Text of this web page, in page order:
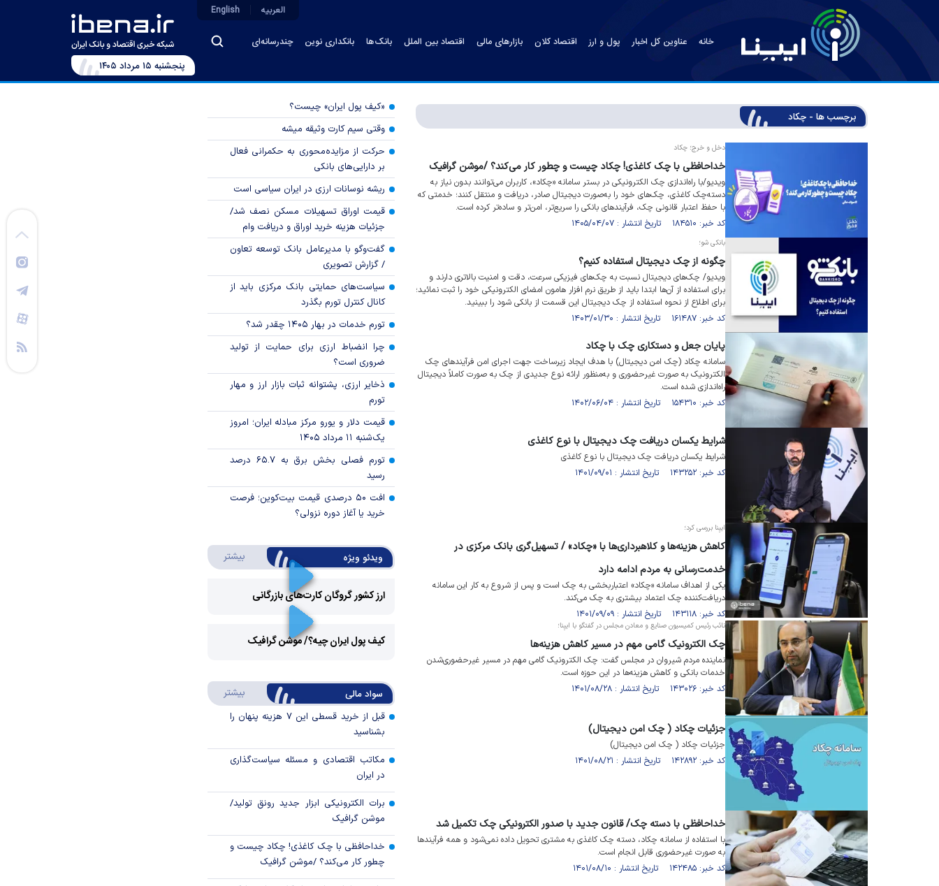
خانه عناوین کل اخبار پول و ارز اقتصاد کلان بازارهای مالی اقتصاد بین الملل بانک‌ها بانکداری نوین چندرسانه‌ای
العربیه English
پنجشنبه ۱۵ مرداد ۱۴۰۵
برچسب ها - چکاد
دخل و خرج؛ چکاد
خداحافظی با چک کاغذی! چکاد چیست و چطور کار می‌کند؟ /موشن گرافیک
ویدیو/با راه‌اندازی چک الکترونیکی در بستر سامانه «چکاد»، کاربران می‌توانند بدون نیاز به
دسته‌چک کاغذی، چک‌های خود را به‌صورت دیجیتال صادر، دریافت و منتقل کنند؛ خدمتی که
با حفظ اعتبار قانونی چک، فرآیند‌های بانکی را سریع‌تر، امن‌تر و ساده‌تر کرده است.
کد خبر: ۱۸۴۵۱۰ تاریخ انتشار : ۱۴۰۵/۰۴/۰۷
بانکی شو؛
چگونه از چک دیجیتال استفاده کنیم؟
ویدیو/ چک‌های دیجیتال نسبت به چک‌های فیزیکی سرعت، دقت و امنیت بالاتری دارند و
برای استفاده از آن‌ها ابتدا باید از طریق نرم افزار هامون امضای الکترونیکی خود را ثبت نمائید؛
برای اطلاع از نحوه استفاده از چک دیجیتال این قسمت از بانکی شود را ببینید.
کد خبر: ۱۶۱۴۸۷ تاریخ انتشار : ۱۴۰۳/۰۱/۳۰
پایان جعل و دستکاری چک با چکاد
سامانه چکاد (چک امن دیجیتال) با هدف ایجاد زیرساخت جهت اجرای امن فرآیندهای چک
الکترونیک به صورت غیرحضوری و به‌منظور ارائه نوع جدیدی از چک به صورت کاملاً دیجیتال
راه‌اندازی شده است.
کد خبر: ۱۵۴۳۱۰ تاریخ انتشار : ۱۴۰۲/۰۶/۰۴
شرایط یکسان دریافت چک دیجیتال با نوع کاغذی
شرایط یکسان دریافت چک دیجیتال با نوع کاغذی
کد خبر: ۱۴۳۲۵۲ تاریخ انتشار : ۱۴۰۱/۰۹/۰۱
ایبِنا بررسی کرد؛
کاهش هزینه‌ها و کلاهبرداری‌ها با «چکاد» / تسهیل‌گری بانک مرکزی در
خدمت‌رسانی به مردم ادامه دارد
یکی از اهداف سامانه «چکاد» اعتباربخشی به چک است و پس از شروع به کار این سامانه
دریافت‌کننده چک اعتماد بیشتری به چک می‌کند.
کد خبر: ۱۴۳۱۱۸ تاریخ انتشار : ۱۴۰۱/۰۹/۰۹
نائب رئیس کمیسیون صنایع و معادن مجلس در گفتگو با ایبِنا؛
چک الکترونیک گامی مهم در مسیر کاهش هزینه‌ها
نماینده مردم شیروان در مجلس گفت: چک الکترونیک گامی مهم در مسیر غیرحضوری‌شدن
خدمات بانکی و کاهش هزینه‌ها در این حوزه است.
کد خبر: ۱۴۳۰۲۶ تاریخ انتشار : ۱۴۰۱/۰۸/۲۸
جزئیات چکاد ( چک امن دیجیتال)
جزئیات چکاد ( چک امن دیجیتال)
کد خبر: ۱۴۲۸۹۲ تاریخ انتشار : ۱۴۰۱/۰۸/۲۱
خداحافظی با دسته چک/ قانون جدید با صدور الکترونیکی چک تکمیل شد
با استفاده از سامانه چکاد، دسته چک کاغذی به مشتری تحویل داده نمی‌شود و همه فرآیند‌ها
به صورت غیرحضوری قابل انجام است.
کد خبر: ۱۴۲۴۸۵ تاریخ انتشار : ۱۴۰۱/۰۸/۱۰
«کیف پول ایران» چیست؟
وقتی سیم کارت وثیقه میشه
حرکت از مزایده‌محوری به حکمرانی فعال
بر دارایی‌های بانکی
ریشه نوسانات ارزی در ایران سیاسی است
قیمت اوراق تسهیلات مسکن نصف شد/
جزئیات هزینه خرید اوراق و دریافت وام
گفت‌وگو با مدیرعامل بانک توسعه تعاون
/ گزارش تصویری
سیاست‌های حمایتی بانک مرکزی باید از
کانال کنترل تورم بگذرد
تورم خدمات در بهار ۱۴۰۵ چقدر شد؟
چرا انضباط ارزی برای حمایت از تولید
ضروری است؟
ذخایر ارزی، پشتوانه ثبات بازار ارز و مهار
تورم
قیمت دلار و یورو مرکز مبادله ایران؛ امروز
یک‌شنبه ۱۱ مرداد ۱۴۰۵
تورم فصلی بخش برق به ۶۵.۷ درصد
رسید
افت ۵۰ درصدی قیمت بیت‌کوین؛ فرصت
خرید یا آغاز دوره نزولی؟
ویدئو ویژه بیشتر درباره ویدئو ویژه
ارز کشور گروگان کارت‌های بازرگانی
Video
کیف پول ایران چیه؟/ موشن گرافیک
سواد مالی بیشتر درباره سواد مالی
قبل از خرید قسطی این ۷ هزینه پنهان را
بشناسید
مکاتب اقتصادی و مسئله سیاست‌گذاری
در ایران
برات الکترونیکی ابزار جدید رونق تولید/
موشن گرافیک
خداحافظی با چک کاغذی! چکاد چیست و
چطور کار می‌کند؟ /موشن گرافیک